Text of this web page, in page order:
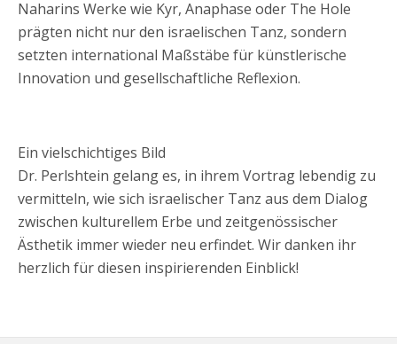
Naharins Werke wie Kyr, Anaphase oder The Hole
prägten nicht nur den israelischen Tanz, sondern
setzten international Maßstäbe für künstlerische
Innovation und gesellschaftliche Reflexion.
Ein vielschichtiges Bild
Dr. Perlshtein gelang es, in ihrem Vortrag lebendig zu
vermitteln, wie sich israelischer Tanz aus dem Dialog
zwischen kulturellem Erbe und zeitgenössischer
Ästhetik immer wieder neu erfindet. Wir danken ihr
herzlich für diesen inspirierenden Einblick!